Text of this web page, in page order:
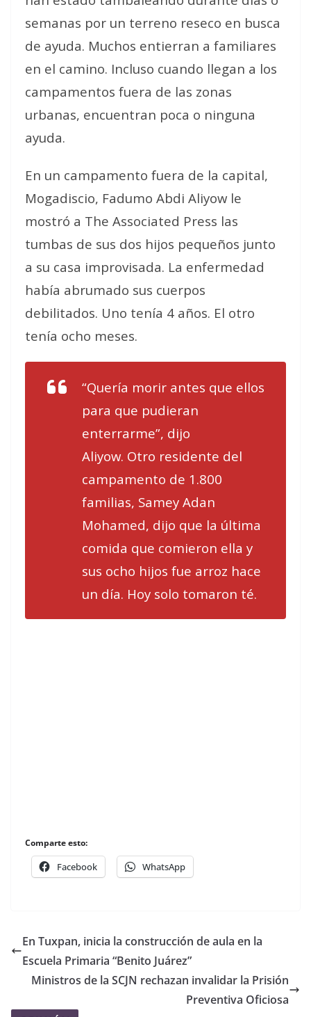
semanas por un terreno reseco en busca
de ayuda. Muchos entierran a familiares
en el camino. Incluso cuando llegan a los
campamentos fuera de las zonas
urbanas, encuentran poca o ninguna
ayuda.
En un campamento fuera de la capital,
Mogadiscio, Fadumo Abdi Aliyow le
mostró a The Associated Press las
tumbas de sus dos hijos pequeños junto
a su casa improvisada. La enfermedad
había abrumado sus cuerpos
debilitados. Uno tenía 4 años. El otro
tenía ocho meses.
“Quería morir antes que ellos
para que pudieran
enterrarme”, dijo
Aliyow. Otro residente del
campamento de 1.800
familias, Samey Adan
Mohamed, dijo que la última
comida que comieron ella y
sus ocho hijos fue arroz hace
un día. Hoy solo tomaron té.
Comparte esto:
Facebook WhatsApp
En Tuxpan, inicia la construcción de aula en la
Escuela Primaria “Benito Juárez”
Ministros de la SCJN rechazan invalidar la Prisión
Preventiva Oficiosa